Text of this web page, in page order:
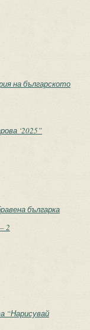
на българското
‘2025”
българка
2
“Нарисувай